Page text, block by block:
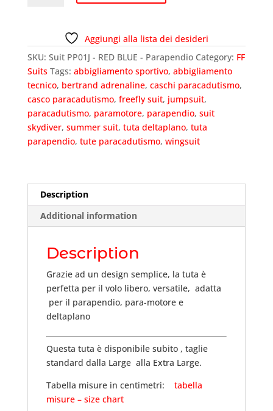
-
Parapendio
quantity
Aggiungi alla lista dei desideri
SKU: Suit PP01J - RED BLUE - Parapendio Category: FF
Suits Tags: abbigliamento sportivo, abbigliamento
tecnico, bertrand adrenaline, caschi paracadutismo,
casco paracadutismo, freefly suit, jumpsuit,
paracadutismo, paramotore, parapendio, suit
skydiver, summer suit, tuta deltaplano, tuta
parapendio, tute paracadutismo, wingsuit
Description
Additional information
Description
Grazie ad un design semplice, la tuta è
perfetta per il volo libero, versatile, adatta
per il parapendio, para-motore e
deltaplano
Questa tuta è disponibile subito , taglie
standard dalla Large alla Extra Large.
Tabella misure in centimetri: tabella
misure – size chart